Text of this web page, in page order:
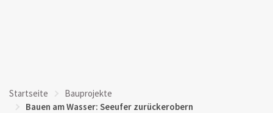
Startseite
Bauprojekte
Bauen am Wasser: Seeufer zurückerobern